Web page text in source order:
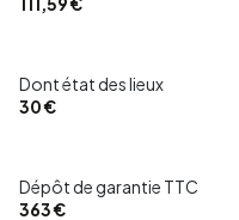
Dont état des lieux
30 €
Dépôt de garantie TTC
363 €